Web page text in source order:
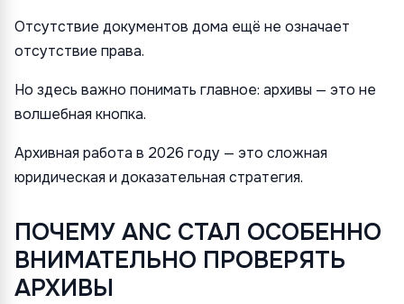
Отсутствие документов дома ещё не означает
отсутствие права.
Но здесь важно понимать главное: архивы — это не
волшебная кнопка.
Архивная работа в 2026 году — это сложная
юридическая и доказательная стратегия.
ПОЧЕМУ ANC СТАЛ ОСОБЕННО
ВНИМАТЕЛЬНО ПРОВЕРЯТЬ
АРХИВЫ